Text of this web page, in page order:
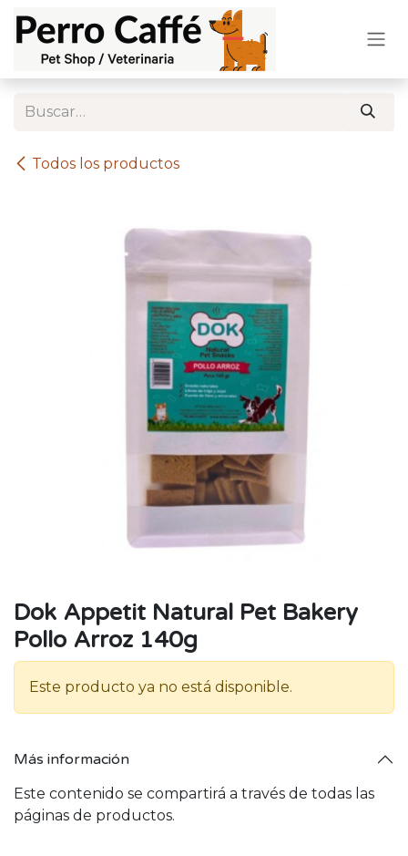
Todos los productos
Dok Appetit Natural Pet Bakery
Pollo Arroz 140g
Este producto ya no está disponible.
Más información
Este contenido se compartirá a través de todas las
páginas de productos.